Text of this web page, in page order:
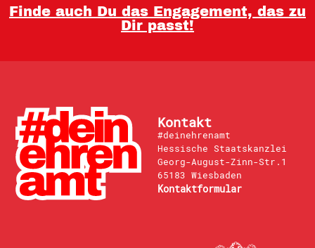
Finde auch Du das Engagement, das zu
Dir passt!
Kontakt
#deinehrenamt
Hessische Staatskanzlei
Georg-August-Zinn-Str.1
65183 Wiesbaden
Kontaktformular